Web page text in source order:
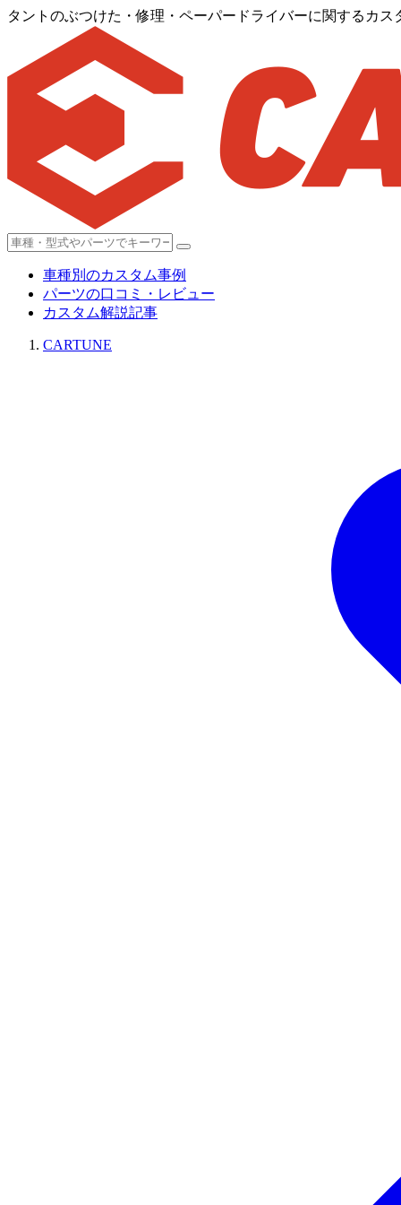
タントのぶつけた・修理・ペーパードライバーに関するカス
車種別のカスタム事例
パーツの口コミ・レビュー
カスタム解説記事
CARTUNE